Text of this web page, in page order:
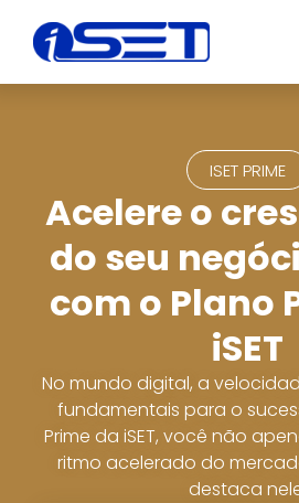
ISET PRIME
Acelere o
do seu
com o Plano
iSET
No mundo digital, a
fundamentais para o
Prime da iSET, você não
ritmo acelerado do
destaca